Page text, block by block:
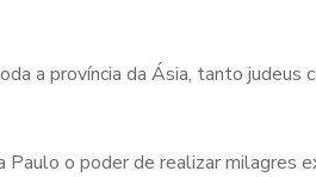
a província da Ásia, tanto judeus
Paulo o poder de realizar milagres